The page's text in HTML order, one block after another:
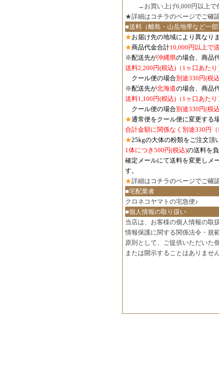
→お買い上げ6,000円以上で
★詳細は コチラのページでご確
■送料（離島・山岳地帯など一
★お届け先の地域により異なり
★商品代金合計10,000円以上で
※配送先が沖縄県の場合、商品
送料2,200円(税込)（1ヶ口あたり
クール便の場合別途330円(税
※配送先が北海道の場合、商品
送料1,100円(税込) （1ヶ口あた
クール便の場合別途330円(税
★通常便をクール便に変更する
合計金額に関係なく別途330円
★25kgの大体の粉類をご注文頂
1体につき500円(税込)の送料を
確定メールにて送料を変更しメ
す。
★詳細は コチラのページでご確
■宅配業者
クロネコヤマトの宅急便♪
■個人情報の取り扱い
当店は、お客様の個人情報の取
情報保護に関する関係法令・規
原則として、ご提供いただいた
または開示することはありませ